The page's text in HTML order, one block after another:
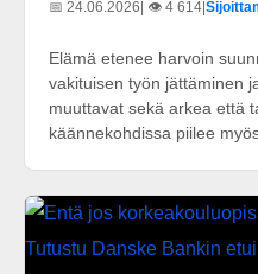
📅 24.06.2026| 👁️ 4 614|
Elämä etenee harvoin
vakituisen työn jättäminen
muuttavat sekä arkea että
käännekohdissa piilee